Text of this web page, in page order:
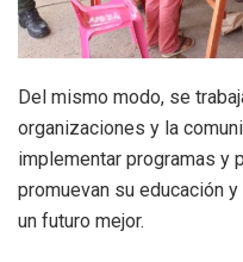
Del mismo modo, se
organizaciones y la
implementar programas y
promuevan su educación
un futuro mejor.